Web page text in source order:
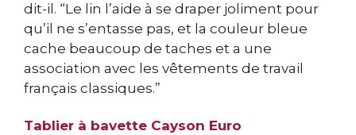
dit-il. “Le lin l’aide à se draper joliment pour
qu’il ne s’entasse pas, et la couleur bleue
cache beaucoup de taches et a une
association avec les vêtements de travail
français classiques.”
Tablier à bavette Cayson Euro